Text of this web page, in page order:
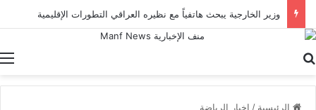
وزير الخارجية يبحث هاتفياً مع نظيره العراقي التطورات الإقليمية
الرئيسية / اخبار الرياضة